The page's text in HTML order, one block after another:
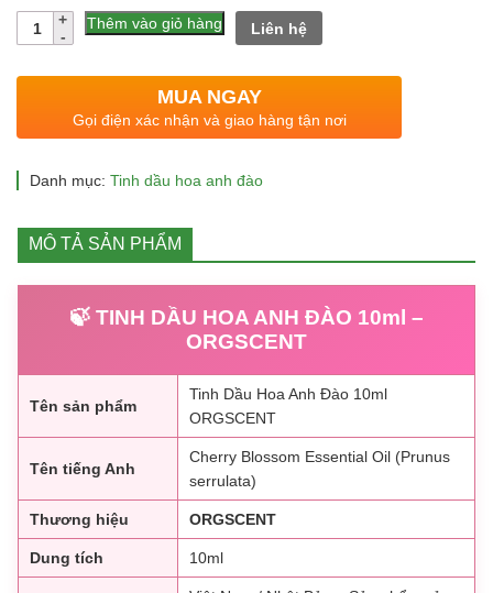
gốc
160.000 ₫.
hiện
tại
là:
99.000 ₫.
lượng
Thêm vào giỏ hàng Liên hệ
MUA NGAY
Gọi điện xác nhận và giao hàng tận nơi
Danh mục: Tinh dầu hoa anh đào
MÔ TẢ SẢN PHẨM
🍃 TINH DẦU HOA ANH ĐÀO 10ml –
ORGSCENT
Tên sản phẩm
Tinh Dầu Hoa Anh Đào 10ml
ORGSCENT
Tên tiếng Anh
Cherry Blossom Essential Oil (Prunus
serrulata)
Thương hiệu ORGSCENT
Dung tích 10ml